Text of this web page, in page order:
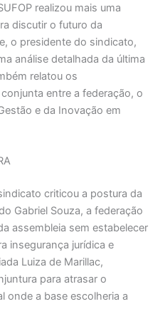
realizou mais uma
discutir o futuro da
o presidente do sindicato,
análise detalhada da última
relatou os
entre a federação, o
e da Inovação em
criticou a postura da
Gabriel Souza, a federação
assembleia sem estabelecer
insegurança jurídica e
Luiza de Marillac,
para atrasar o
onde a base escolheria a